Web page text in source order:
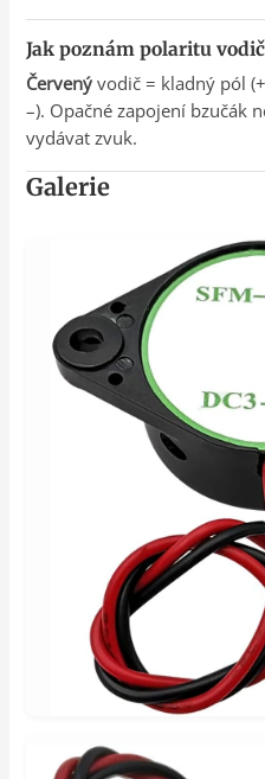
Jak poznám polaritu
Červený vodič = kladný pól
–). Opačné zapojení bzučák
vydávat zvuk.
Galerie